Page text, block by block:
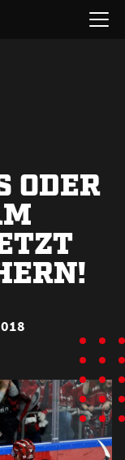
Menü
öffnen
ODER